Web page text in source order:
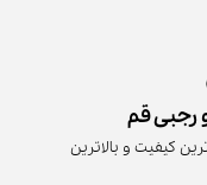
رجبی قم
کیفیت و بالاترین